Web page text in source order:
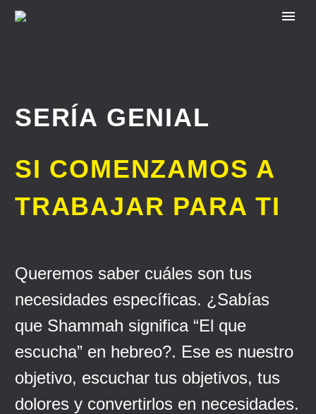
SERÍA GENIAL
SI COMENZAMOS A
TRABAJAR PARA TI
Queremos saber cuáles son tus
necesidades específicas. ¿Sabías
que Shammah significa “El que
escucha” en hebreo?. Ese es nuestro
objetivo, escuchar tus objetivos, tus
dolores y convertirlos en necesidades.